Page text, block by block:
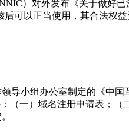
）对外发布《关于做好
可以正当使用，其合法权
导小组办公室制定的《中
（一）域名注册申请表；